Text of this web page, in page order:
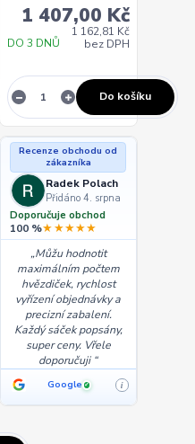
1 407,00 Kč
1 162,81 Kč
bez DPH
DO 3 DNŮ
Do košíku
Recenze obchodu od
zákazníka
Radek Polach
Přidáno 4. srpna
Doporučuje obchod
100 %★★★★★
Můžu hodnotit
maximálním počtem
hvězdiček, rychlost
vyřízení objednávky a
precizní zabalení.
Každý sáček popsány,
super ceny. Vřele
doporučuji
Google ✓ i